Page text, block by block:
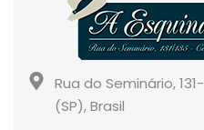
Rua do Seminário,
(SP), Brasil